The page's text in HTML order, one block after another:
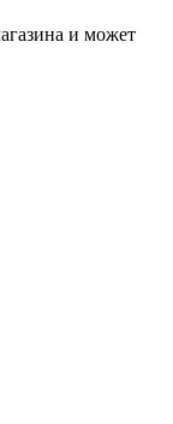
и может